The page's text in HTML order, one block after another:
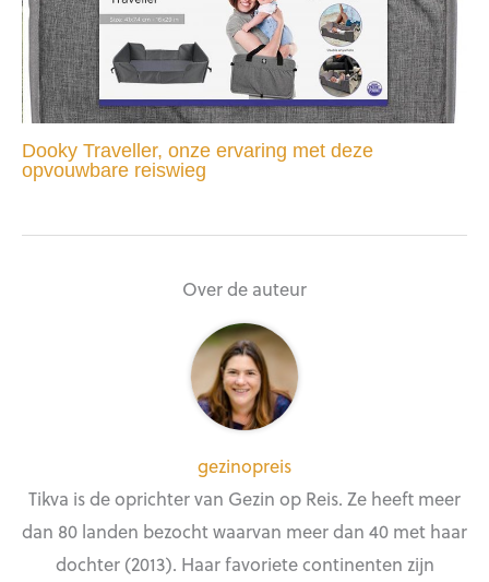
Dooky Traveller, onze ervaring met deze
opvouwbare reiswieg
Over de auteur
gezinopreis
Tikva is de oprichter van Gezin op Reis. Ze heeft meer
dan 80 landen bezocht waarvan meer dan 40 met haar
dochter (2013). Haar favoriete continenten zijn